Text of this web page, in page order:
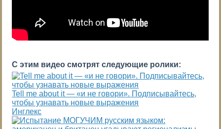
С этим видео смотрят следующие ролики:
Tell me about it — «и не говори». Подписывайтесь,
чтобы узнавать новые выражения
Инглекс